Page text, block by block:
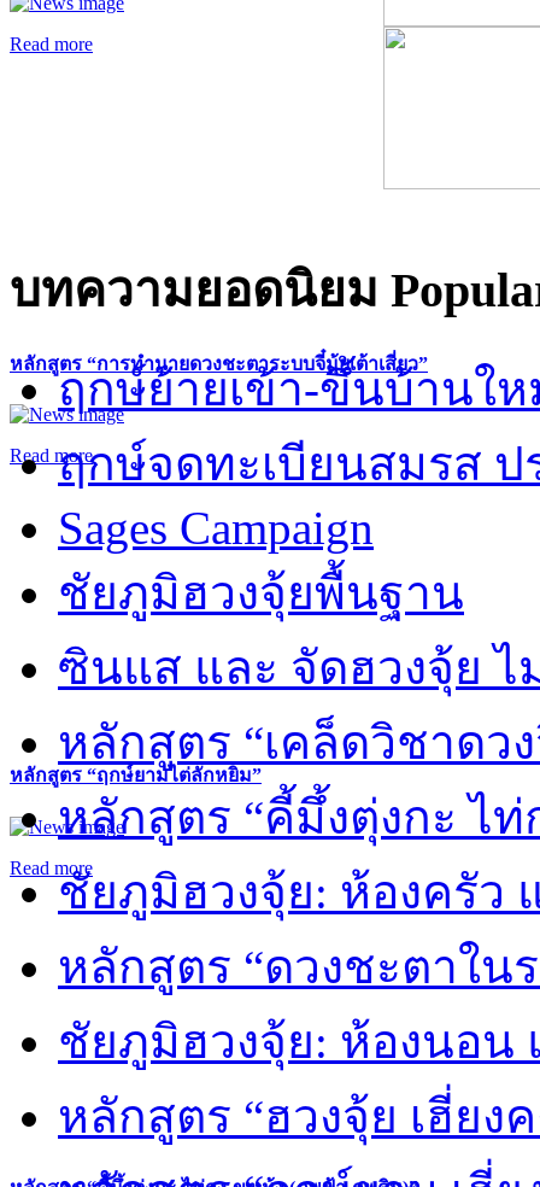
Read more
หลักสูตร “การทำนายดวงชะตาระบบจี๋มุ้ยเต้าเสี่ยว”
Read more
หลักสูตร “ฤกษ์ยามไต่ลักหยิ่ม”
Read more
บทความยอดนิยม
ฤกษ์ย้ายเข้า-ขึ้นบ้านให
ฤกษ์จดทะเบียนสมรส ป
Sages Campaign
ชัยภูมิฮวงจุ้ยพื้นฐาน
ซินแส และ จัดฮวงจุ้ย ไ
หลักสูตร “เคล็ดวิชาดว
หลักสูตร “คี้มึ้งตุ่งกะ ไ
ชัยภูมิฮวงจุ้ย: ห้องครัว
หลักสูตร “ดวงชะตาใน
ชัยภูมิฮวงจุ้ย: ห้องนอน
หลักสูตร “ฮวงจุ้ย เฮี่ยง